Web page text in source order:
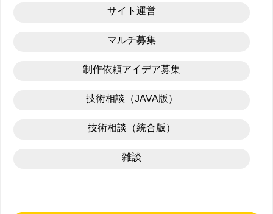
サイト運営
マルチ募集
制作依頼アイデア募集
技術相談（JAVA版）
技術相談（統合版）
雑談